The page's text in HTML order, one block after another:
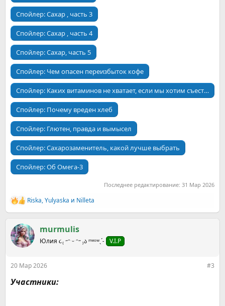
Спойлер:Сахар , часть 3
Спойлер:Сахар , часть 4
Спойлер:Сахар, часть 5
Спойлер: Чем опасен переизбыток кофе
Спойлер: Каких витаминов не хватает, если мы хотим съесть
Спойлер: Почему вреден хлеб
Спойлер: Глютен, правда и вымысел
Спойлер:Сахарозаменитель, какой лучше выбрать
Спойлер:Об Омега-3
Последнее редактирование: 31 Мар 2026
Р
е
к
ц
и
Riska,Yulyaska и Nilleta
murmulis
Юлия ૮₍ ˶ᵔ ᵕ ᵔ˶ ₎ა ᵐᵉᵒʷˎˊ˗ V.I.P
20 Мар 2026 #3
Участники: